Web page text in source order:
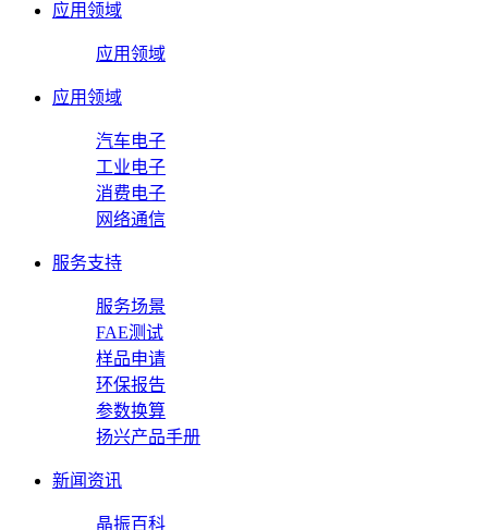
应用领域
应用领域
应用领域
汽车电子
工业电子
消费电子
网络通信
服务支持
服务场景
FAE测试
样品申请
环保报告
参数换算
扬兴产品手册
新闻资讯
晶振百科